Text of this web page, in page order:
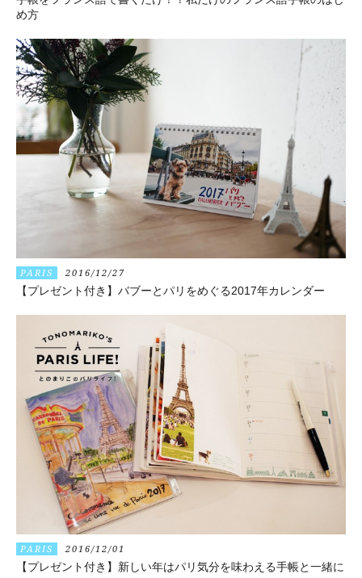
め方
PARIS 2016/12/27
【プレゼント付き】バブーとパリをめぐる2017年カレンダー
PARIS 2016/12/01
【プレゼント付き】新しい年はパリ気分を味わえる手帳と一緒に